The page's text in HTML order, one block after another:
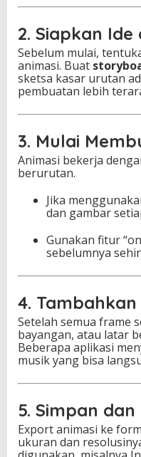
2. Siapkan
Sebelum mulai,
animasi. Buat
sketsa kasar urutan
pembuatan lebih
3. Mulai
Animasi bekerja
berurutan.
Jika
dan gambar
Gunakan fitur
sebelumnya
4.
Setelah semua frame
bayangan, atau latar
Beberapa aplikasi
musik yang bisa
5. Simpan
Export animasi ke
ukuran dan